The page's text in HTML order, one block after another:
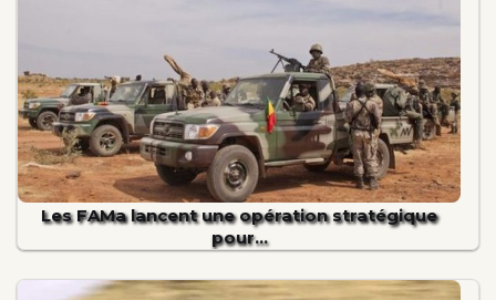
Les FAMa lancent une opération stratégique
pour…